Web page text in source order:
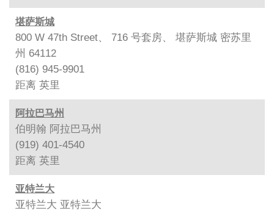
堪萨斯城
800 W 47th Street、 716 号套房、 堪萨斯城 密苏里
州 64112
(816) 945-9901
距离 英里
阿拉巴马州
伯明翰 阿拉巴马州
(919) 401-4540
距离 英里
亚特兰大
亚特兰大 亚特兰大